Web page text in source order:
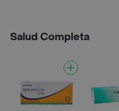
Salud Completa